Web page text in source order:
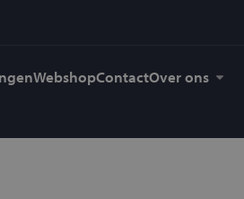
WebshopContactOver ons